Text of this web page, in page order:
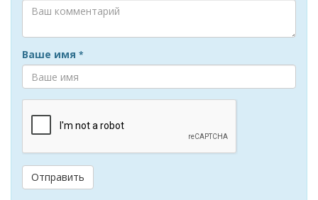
Ваше имя *
Отправить